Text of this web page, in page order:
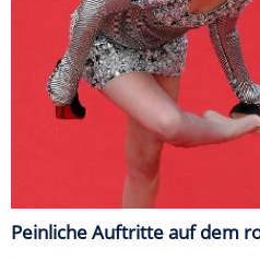
Peinliche Auftritte auf dem